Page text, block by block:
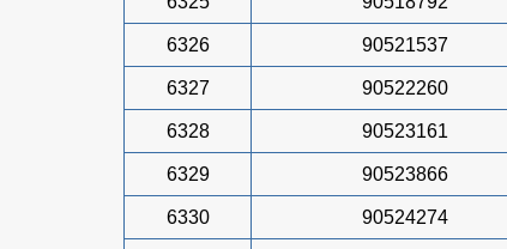
6326 90521537
6327 90522260
6328 90523161
6329 90523866
6330 90524274